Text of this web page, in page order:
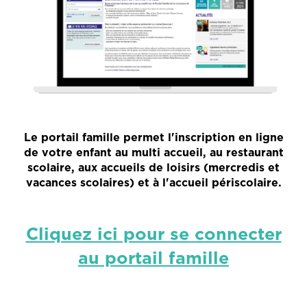
Le portail famille permet l'inscription en ligne
de votre enfant au multi accueil, au restaurant
scolaire, aux accueils de loisirs (mercredis et
vacances scolaires) et à l'accueil périscolaire.
Cliquez ici pour se connecter
au portail famille